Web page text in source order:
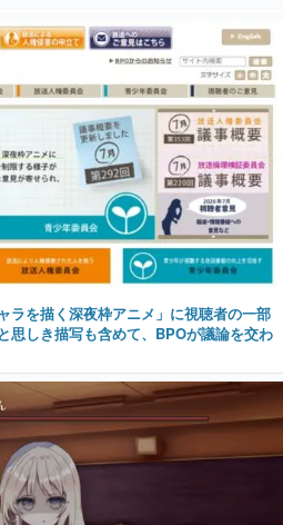
ラを描く深夜枠アニメ」に視聴者の一部
思しき描写も含めて、BPOが議論を交わ